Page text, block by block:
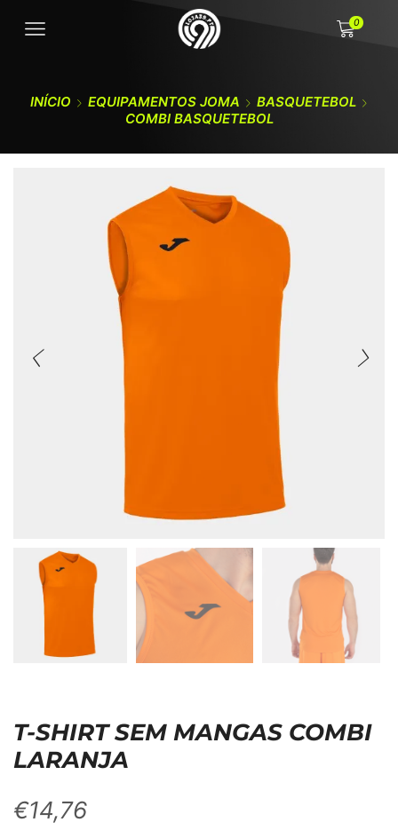
0
INÍCIO EQUIPAMENTOS JOMA
BASQUETEBOL
COMBI BASQUETEBOL
T-SHIRT SEM MANGAS COMBI
LARANJA
€14,76